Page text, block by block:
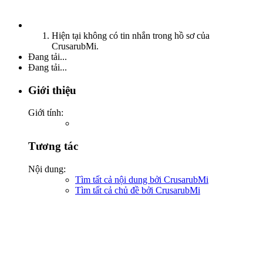
Hiện tại không có tin nhắn trong hồ sơ của
CrusarubMi.
Đang tải...
Đang tải...
Giới thiệu
Giới tính:
Tương tác
Nội dung:
Tìm tất cả nội dung bởi CrusarubMi
Tìm tất cả chủ đề bởi CrusarubMi